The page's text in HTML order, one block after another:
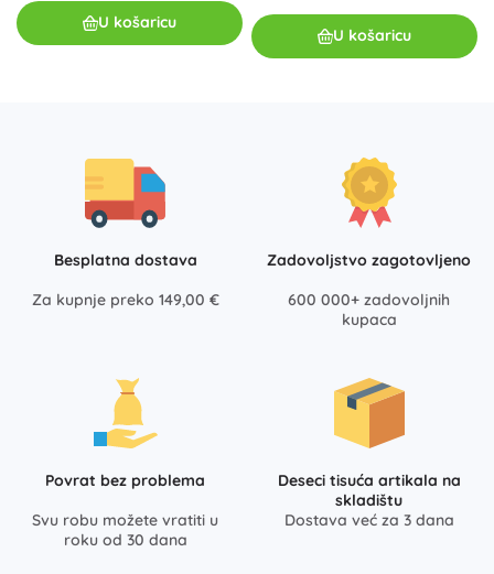
U košaricu
U košaricu
Besplatna dostava
Za kupnje preko 149,00 €
Zadovoljstvo zagotovljeno
600 000+ zadovoljnih
kupaca
Povrat bez problema
Svu robu možete vratiti u
roku od 30 dana
Deseci tisuća artikala na
skladištu
Dostava već za 3 dana